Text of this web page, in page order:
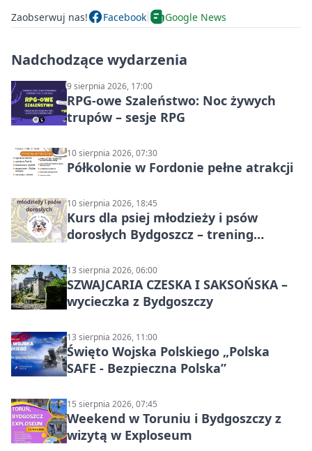
Zaobserwuj nas! Facebook Google News
Nadchodzące wydarzenia
9 sierpnia 2026, 17:00
RPG-owe Szaleństwo: Noc żywych
trupów – sesje RPG
10 sierpnia 2026, 07:30
Półkolonie w Fordonie pełne atrakcji
10 sierpnia 2026, 18:45
Kurs dla psiej młodzieży i psów
dorosłych Bydgoszcz – trening
13 sierpnia 2026, 06:00
SZWAJCARIA CZESKA I SAKSOŃSKA –
wycieczka z Bydgoszczy
13 sierpnia 2026, 11:00
Święto Wojska Polskiego „Polska
SAFE - Bezpieczna Polska”
15 sierpnia 2026, 07:45
Weekend w Toruniu i Bydgoszczy z
wizytą w Exploseum